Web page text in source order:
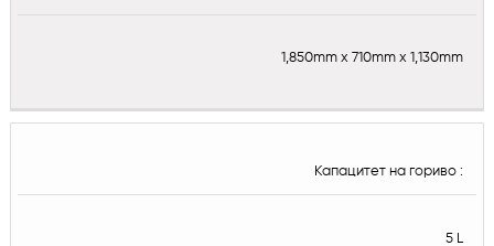
1,850mm x 710mm x 1,130mm
Капацитет на гориво :
5 L